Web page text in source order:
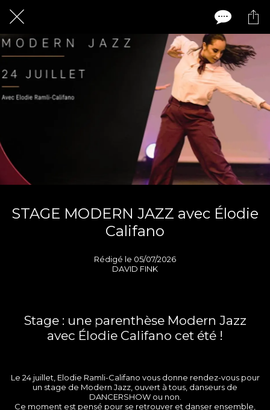
STAGE MODERN JAZZ avec Élodie
Califano
Rédigé le 05/07/2026
DAVID FINK
Stage : une parenthèse Modern Jazz
avec Élodie Califano cet été !
Le 24 juillet, Elodie Ramli-Califano vous donne rendez-vous pour
un stage de Modern Jazz, ouvert à tous, danseurs de
DANCERSHOW ou non.
Ce moment est pensé pour se retrouver et danser ensemble,